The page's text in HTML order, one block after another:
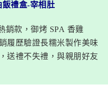
飯禮盒-宰相肚
銷款，御烤 SPA 香雞
履歷驗證長糯米製作美味
送禮不失禮，與親朋好友